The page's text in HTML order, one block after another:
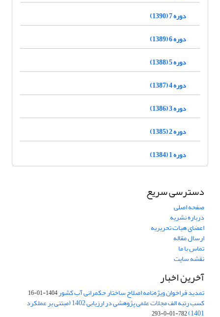
دوره 7 (1390)
دوره 6 (1389)
دوره 5 (1388)
دوره 4 (1387)
دوره 3 (1386)
دوره 2 (1385)
دوره 1 (1384)
دسترسی سریع
صفحه اصلی
درباره نشریه
اعضای هیات تحریریه
ارسال مقاله
تماس با ما
نقشه سایت
آخرین اخبار
تمدید فراخوان ویژه‌نامه اصلاح ساختار حکمرانی آب کشور1404-01-16
کسب رتبه الف مجلات علمی پژوهشی در ارزیابی 1402 (مبتنی بر عملکرد
1401)
782-01-0-293